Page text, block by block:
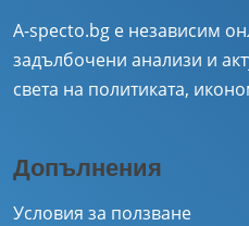
A-specto.bg е независим
задълбочени анализи и
света на политиката,
Допълнения
Условия за ползване